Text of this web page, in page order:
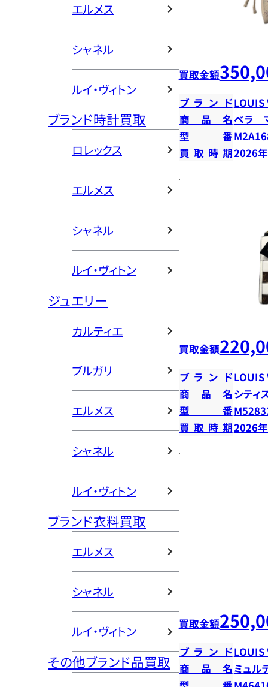
エルメス
シャネル
ルイ・ヴィトン
ブランド時計買取
ロレックス
エルメス
シャネル
ルイ・ヴィトン
ジュエリー
カルティエ
ブルガリ
エルメス
シャネル
ルイ・ヴィトン
ブランド衣料買取
エルメス
シャネル
ルイ・ヴィトン
その他ブランド品買取
買取金額
ブランドLOUIS
商品名ベラ
型番
買取時期2026
買取金額
ブランドLOUIS
商品名 シティ
型番
買取時期2026
買取金額
ブランドLOUIS
商品名 ミュル